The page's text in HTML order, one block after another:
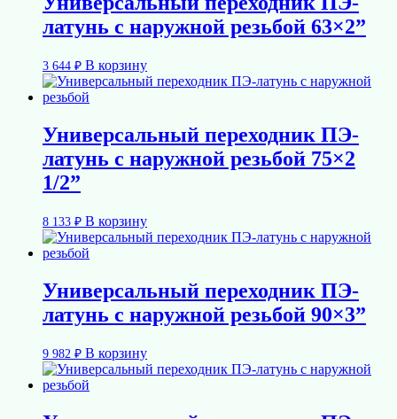
латунь с наружной резьбой 63×2”
3 644 ₽ В корзину
Универсальный переходник ПЭ-
латунь с наружной резьбой 75×2
1/2”
8 133 ₽ В корзину
Универсальный переходник ПЭ-
латунь с наружной резьбой 90×3”
9 982 ₽ В корзину